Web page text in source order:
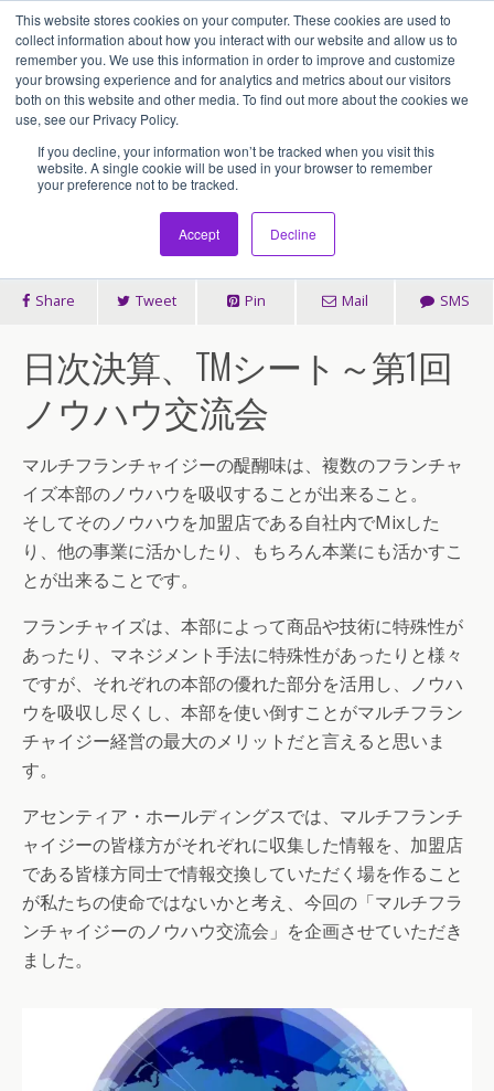
This website stores cookies on your computer. These cookies are used to
collect information about how you interact with our website and allow us to
remember you. We use this information in order to improve and customize
your browsing experience and for analytics and metrics about our visitors
both on this website and other media. To find out more about the cookies we
use, see our Privacy Policy.
If you decline, your information won’t be tracked when you visit this
website. A single cookie will be used in your browser to remember
your preference not to be tracked.
Accept Decline
アセンティア・ホールディングス(AssentiaHoldings)
マルチフランチャイジー|ノウハ
ウ交流会
Share Tweet Pin Mail SMS
日次決算、TMシート～第1回
ノウハウ交流会
マルチフランチャイジーの醍醐味は、複数のフランチャ
イズ本部のノウハウを吸収することが出来ること。
そしてそのノウハウを加盟店である自社内でMixした
り、他の事業に活かしたり、もちろん本業にも活かすこ
とが出来ることです。
フランチャイズは、本部によって商品や技術に特殊性が
あったり、マネジメント手法に特殊性があったりと様々
ですが、それぞれの本部の優れた部分を活用し、ノウハ
ウを吸収し尽くし、本部を使い倒すことがマルチフラン
チャイジー経営の最大のメリットだと言えると思いま
す。
アセンティア・ホールディングスでは、マルチフランチ
ャイジーの皆様方がそれぞれに収集した情報を、加盟店
である皆様方同士で情報交換していただく場を作ること
が私たちの使命ではないかと考え、今回の「マルチフラ
ンチャイジーのノウハウ交流会」を企画させていただき
ました。